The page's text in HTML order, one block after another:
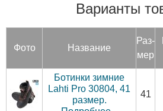
Варианты
Фото Название
Раз­
мер
Ботинки зимние
Lahti Pro 30804, 41
размер.
41